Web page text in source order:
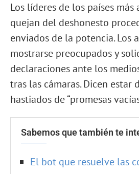
Los líderes de los países más
quejan del deshonesto
enviados de la potencia. Los
mostrarse preocupados y
declaraciones ante los
tras las cámaras. Dicen estar
hastiados de “promesas
Sabemos que también te
El bot que resuelve las